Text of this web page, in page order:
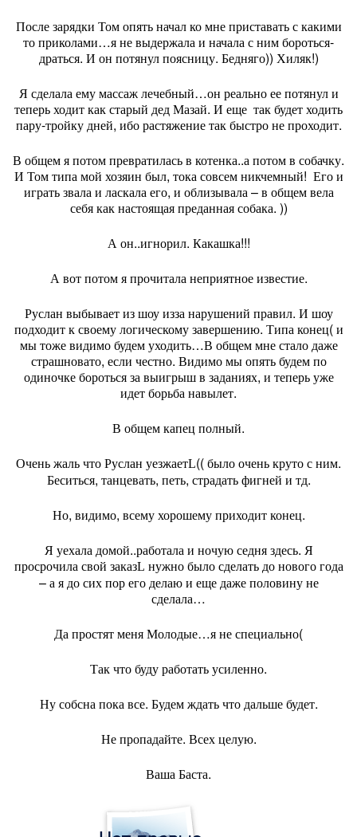
После зарядки Том опять начал ко мне приставать с какими
то приколами…я не выдержала и начала с ним бороться-
драться. И он потянул поясницу. Бедняго)) Хиляк!)
Я сделала ему массаж лечебный…он реально ее потянул и
теперь ходит как старый дед Мазай. И еще так будет ходить
пару-тройку дней, ибо растяжение так быстро не проходит.
В общем я потом превратилась в котенка..а потом в собачку.
И Том типа мой хозяин был, тока совсем никчемный! Его и
играть звала и ласкала его, и облизывала – в общем вела
себя как настоящая преданная собака. ))
А он..игнорил. Какашка!!!
А вот потом я прочитала неприятное известие.
Руслан выбывает из шоу изза нарушений правил. И шоу
подходит к своему логическому завершению. Типа конец( и
мы тоже видимо будем уходить…В общем мне стало даже
страшновато, если честно. Видимо мы опять будем по
одиночке бороться за выигрыш в заданиях, и теперь уже
идет борьба навылет.
В общем капец полный.
Очень жаль что Руслан уезжаетL(( было очень круто с ним.
Беситься, танцевать, петь, страдать фигней и тд.
Но, видимо, всему хорошему приходит конец.
Я уехала домой..работала и ночую седня здесь. Я
просрочила свой заказL нужно было сделать до нового года
– а я до сих пор его делаю и еще даже половину не
сделала…
Да простят меня Молодые…я не специально(
Так что буду работать усиленно.
Ну собсна пока все. Будем ждать что дальше будет.
Не пропадайте. Всех целую.
Ваша Баста.